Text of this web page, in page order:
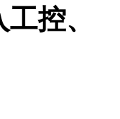
控、